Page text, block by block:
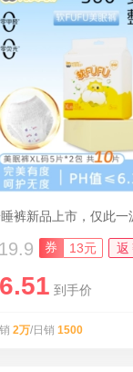
裤新品上市，仅此一
19.9 券 13元 返
6.51 到手价
2万/日销 1500